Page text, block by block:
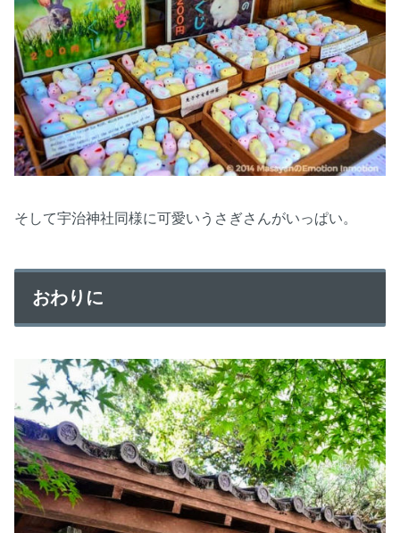
そして宇治神社同様に可愛いうさぎさんがいっぱい。
おわりに